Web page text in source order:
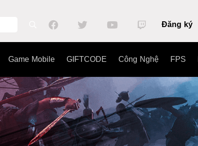
Đăng ký
Game Mobile GIFTCODE Công Nghệ FPS